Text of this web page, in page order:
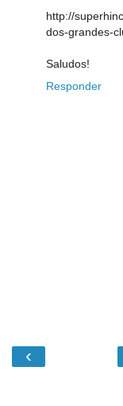
http://
dos-grandes-
Saludos!
Responder
‹